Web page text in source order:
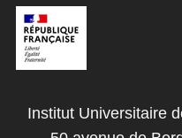
Institut Universitaire